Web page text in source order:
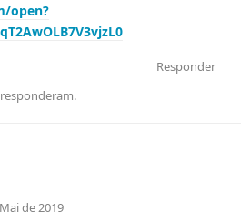
open?
Responder
responderam.
de 2019